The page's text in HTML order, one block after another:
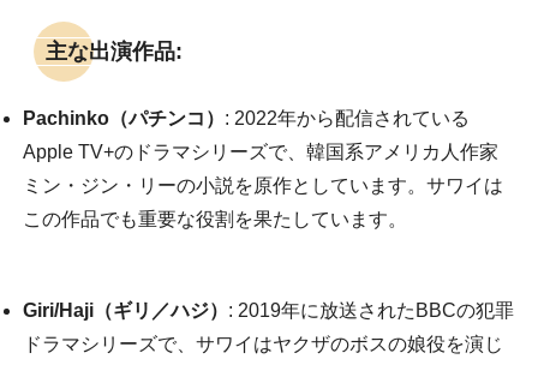
主な出演作品:
Pachinko（パチンコ） : 2022年から配信されている
Apple TV+のドラマシリーズで、韓国系アメリカ人作家
ミン・ジン・リーの小説を原作としています。サワイは
この作品でも重要な役割を果たしています。
Giri/Haji（ギリ／ハジ） : 2019年に放送されたBBCの犯罪
ドラマシリーズで、サワイはヤクザのボスの娘役を演じ